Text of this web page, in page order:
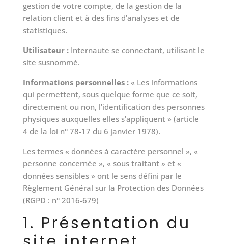
gestion de votre compte, de la gestion de la
relation client et à des fins d’analyses et de
statistiques.
Utilisateur :Internaute se connectant, utilisant le
site susnommé.
Informations personnelles :« Les informations
qui permettent, sous quelque forme que ce soit,
directement ou non, l’identification des personnes
physiques auxquelles elles s’appliquent » (article
4 de la loi n° 78-17 du 6 janvier 1978).
Les termes « données à caractère personnel », «
personne concernée », « sous traitant » et «
données sensibles » ont le sens défini par le
Règlement Général sur la Protection des Données
(RGPD : n° 2016-679)
1. Présentation du